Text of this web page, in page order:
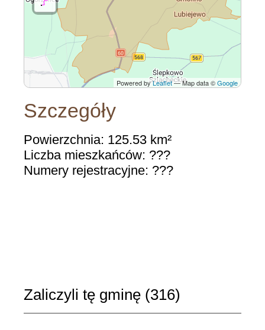
Powered byLeaflet— Map data ©Google
Szczegóły
Powierzchnia: 125.53 km²
Liczba mieszkańców: ???
Numery rejestracyjne: ???
Zaliczyli tę gminę (316)